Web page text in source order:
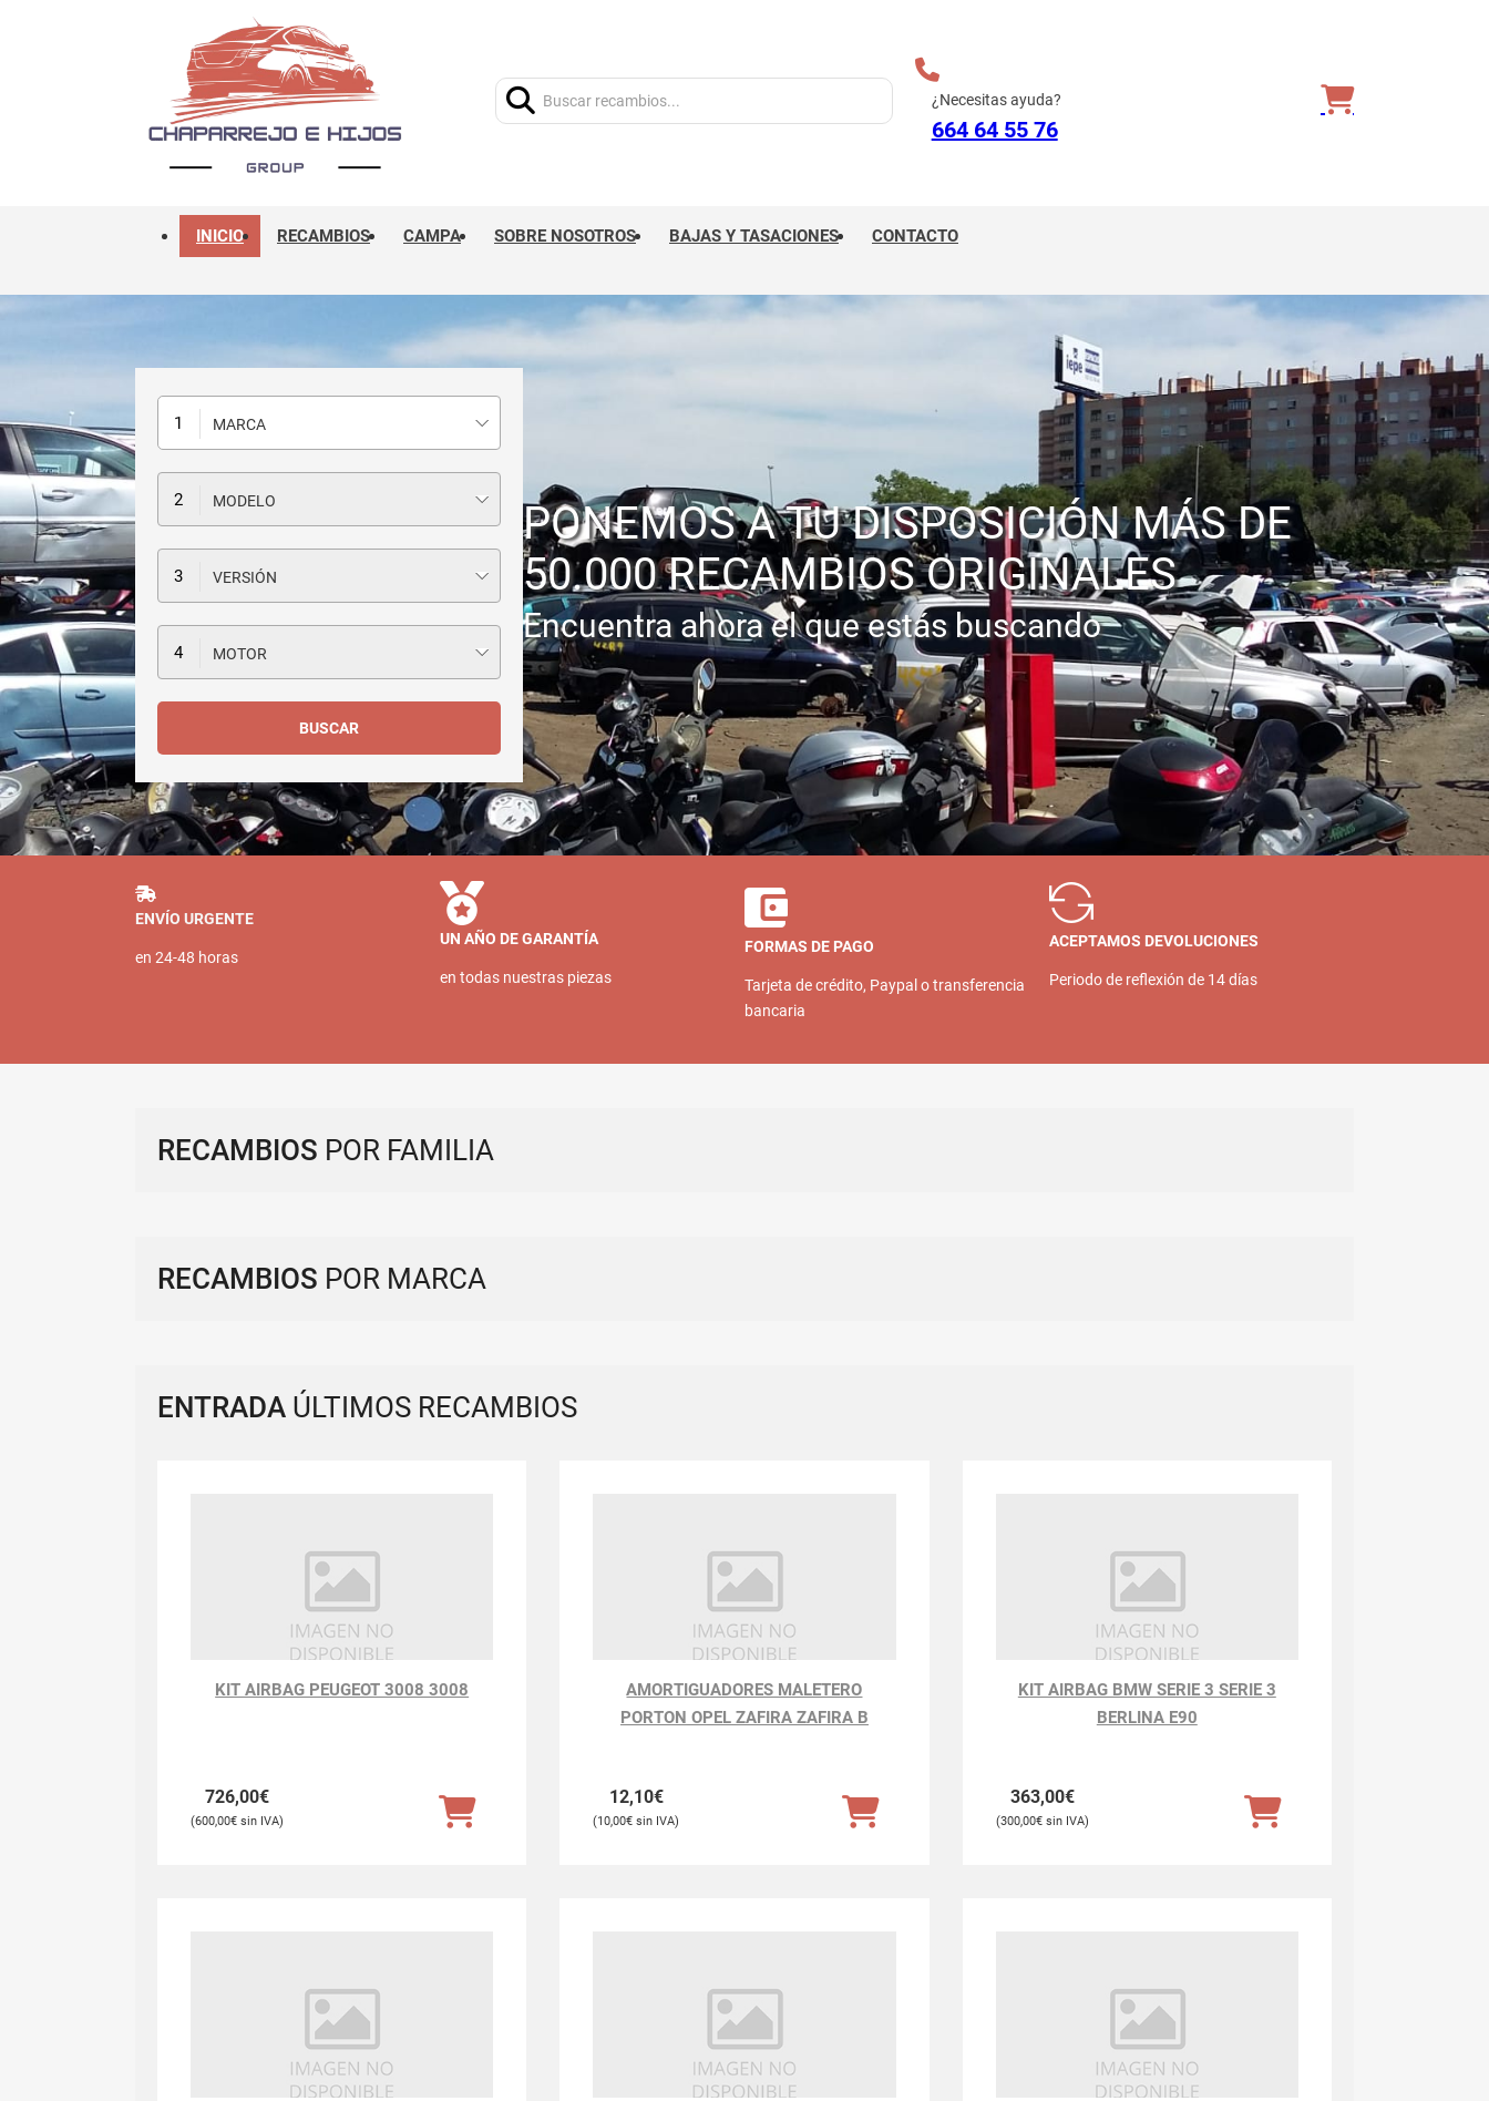
¿Necesitas ayuda?
664 64 55 76
INICIO RECAMBIOS CAMPA SOBRE NOSOTROS BAJAS Y TASACIONES CONTACTO
MARCA
MODELO
VERSIÓN
MOTOR
PONEMOS A TU DISPOSICIÓN MÁS DE
50.000 RECAMBIOS ORIGINALES
Encuentra ahora el que estás buscando
ENVÍO URGENTE
en 24-48 horas
UN AÑO DE GARANTÍA
en todas nuestras piezas
FORMAS DE PAGO
Tarjeta de crédito, Paypal o transferencia
bancaria
ACEPTAMOS DEVOLUCIONES
Periodo de reflexión de 14 días
RECAMBIOS POR FAMILIA
RECAMBIOS POR MARCA
ENTRADA ÚLTIMOS RECAMBIOS
KIT AIRBAG PEUGEOT 3008 3008
726,00€
600,00€
AMORTIGUADORES MALETERO
PORTON OPEL ZAFIRA ZAFIRA B
12,10€
10,00€
KIT AIRBAG BMW SERIE 3 SERIE 3
BERLINA E90
363,00€
300,00€